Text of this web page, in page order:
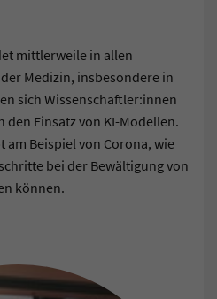
mittlerweile in allen
Medizin, insbesondere in
sich Wissenschaftler:innen
Einsatz von KI-Modellen.
am Beispiel von Corona, wie
bei der Bewältigung von
können.